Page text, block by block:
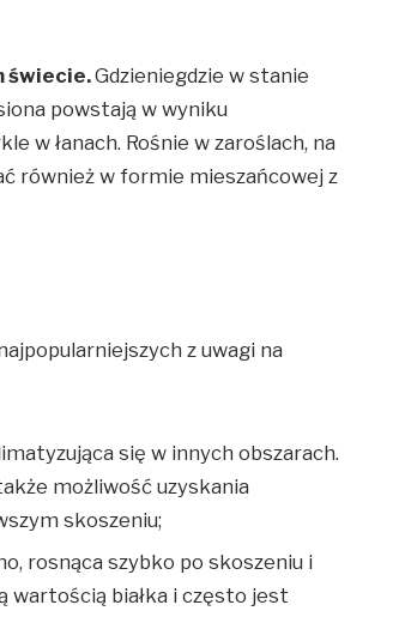
świecie.Gdzieniegdzie w stanie
powstają w wyniku
w łanach. Rośnie w zaroślach, na
również w formie mieszańcowej z
z uwagi na
się w innych obszarach.
możliwość uzyskania
skoszeniu;
rosnąca szybko po skoszeniu i
wartością białka i często jest